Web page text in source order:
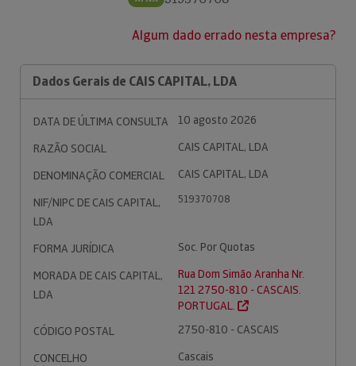
Algum dado errado nesta empresa?
Dados Gerais de CAIS CAPITAL, LDA
DATA DE ÚLTIMA CONSULTA
10 agosto 2026
RAZÃO SOCIAL
CAIS CAPITAL, LDA
DENOMINAÇÃO COMERCIAL
CAIS CAPITAL, LDA
NIF/NIPC DE CAIS CAPITAL,
LDA
519370708
FORMA JURÍDICA
Soc. Por Quotas
MORADA DE CAIS CAPITAL,
LDA
Rua Dom Simão Aranha Nr.
121 2750-810 - CASCAIS.
PORTUGAL.
CÓDIGO POSTAL
2750-810 - CASCAIS
CONCELHO
Cascais